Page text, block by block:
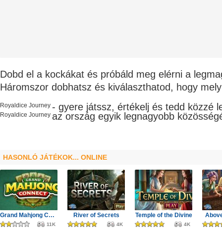
Dobd el a kockákat és próbáld meg elérni a
Háromszor dobhatsz és kiválaszthatod, hogy
Royaldice Journey - gyere játssz, értékelj és tedd közzé
az ország egyik legnagyobb
Royaldice Journey
HASONLÓ JÁTÉKOK... ONLINE
Grand Mahjong Connect
11K
River of Secrets
4K
Temple of the Divine
4K